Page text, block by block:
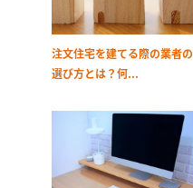
注文住宅を建てる際の業者の
選び方とは？何...